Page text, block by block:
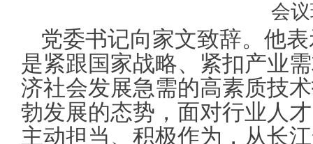
会
党委书记向家文致辞。他
是紧跟国家战略、紧扣产业
济社会发展急需的高素质技
勃发展的态势，面对行业人
主动担当、积极作为，从长